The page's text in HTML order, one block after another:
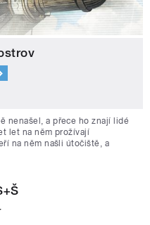
nenašel, a přece ho znají lidé
let na něm prožívají
na něm našli útočiště, a